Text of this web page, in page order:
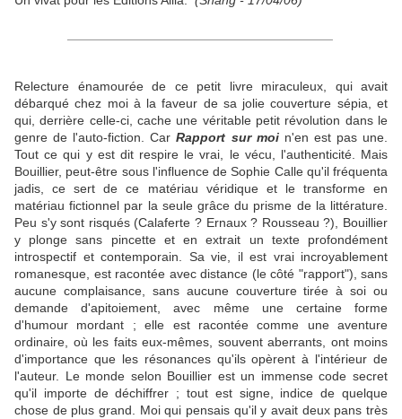
Relecture énamourée de ce petit livre miraculeux, qui avait
débarqué chez moi à la faveur de sa jolie couverture sépia, et
qui, derrière celle-ci, cache une véritable petit révolution dans le
genre de l'auto-fiction. CarRapport sur moin'en est pas une.
Tout ce qui y est dit respire le vrai, le vécu, l'authenticité. Mais
Bouillier, peut-être sous l'influence de Sophie Calle qu'il fréquenta
jadis, ce sert de ce matériau véridique et le transforme en
matériau fictionnel par la seule grâce du prisme de la littérature.
Peu s'y sont risqués (Calaferte ? Ernaux ? Rousseau ?), Bouillier
y plonge sans pincette et en extrait un texte profondément
introspectif et contemporain. Sa vie, il est vrai incroyablement
romanesque, est racontée avec distance (le côté "rapport"), sans
aucune complaisance, sans aucune couverture tirée à soi ou
demande d'apitoiement, avec même une certaine forme
d'humour mordant ; elle est racontée comme une aventure
ordinaire, où les faits eux-mêmes, souvent aberrants, ont moins
d'importance que les résonances qu'ils opèrent à l'intérieur de
l'auteur. Le monde selon Bouillier est un immense code secret
qu'il importe de déchiffrer ; tout est signe, indice de quelque
chose de plus grand. Moi qui pensais qu'il y avait deux pans très